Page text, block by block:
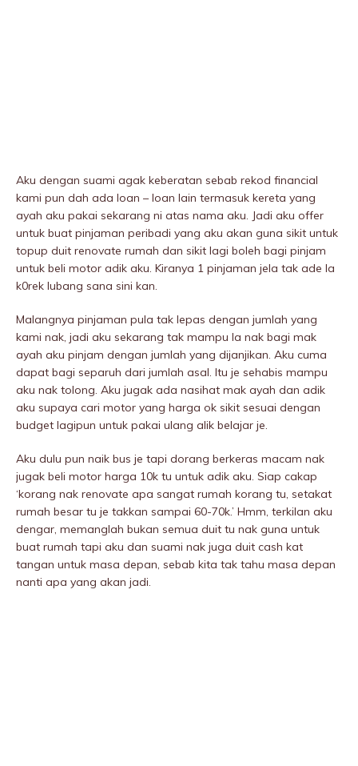
Aku dengan suami agak keberatan sebab rekod financial
kami pun dah ada loan – loan lain termasuk kereta yang
ayah aku pakai sekarang ni atas nama aku. Jadi aku offer
untuk buat pinjaman peribadi yang aku akan guna sikit untuk
topup duit renovate rumah dan sikit lagi boleh bagi pinjam
untuk beli motor adik aku. Kiranya 1 pinjaman jela tak ade la
k0rek lubang sana sini kan.
MaIangnya pinjaman pula tak lepas dengan jumlah yang
kami nak, jadi aku sekarang tak mampu la nak bagi mak
ayah aku pinjam dengan jumlah yang dijanjikan. Aku cuma
dapat bagi separuh dari jumlah asal. Itu je sehabis mampu
aku nak tolong. Aku jugak ada nasihat mak ayah dan adik
aku supaya cari motor yang harga ok sikit sesuai dengan
budget lagipun untuk pakai ulang alik belajar je.
Aku dulu pun naik bus je tapi dorang berkeras macam nak
jugak beli motor harga 10k tu untuk adik aku. Siap cakap
‘korang nak renovate apa sangat rumah korang tu, setakat
rumah besar tu je takkan sampai 60-70k.’ Hmm, terkilan aku
dengar, memanglah bukan semua duit tu nak guna untuk
buat rumah tapi aku dan suami nak juga duit cash kat
tangan untuk masa depan, sebab kita tak tahu masa depan
nanti apa yang akan jadi.